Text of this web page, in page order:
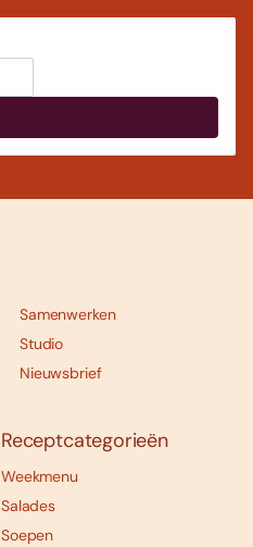
Samenwerken
Studio
Nieuwsbrief
Receptcategorieën
Weekmenu
Salades
Soepen